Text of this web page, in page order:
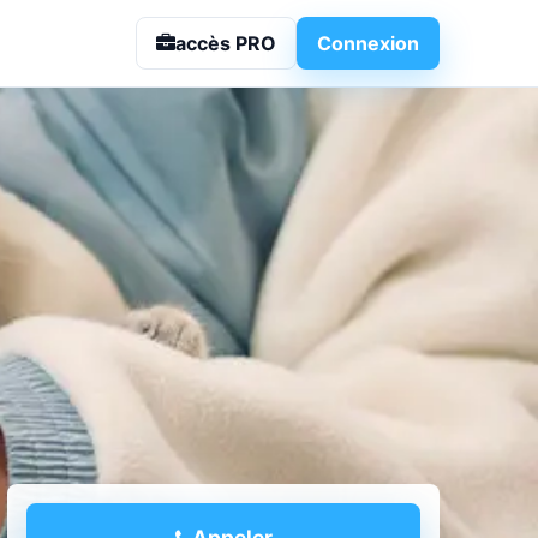
Vétérinaire à
accès PRO Connexion